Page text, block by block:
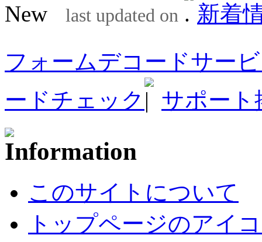
last updated on
新着
フォームデコードサー
ードチェック
サポート
このサイトについて
トップページのアイ